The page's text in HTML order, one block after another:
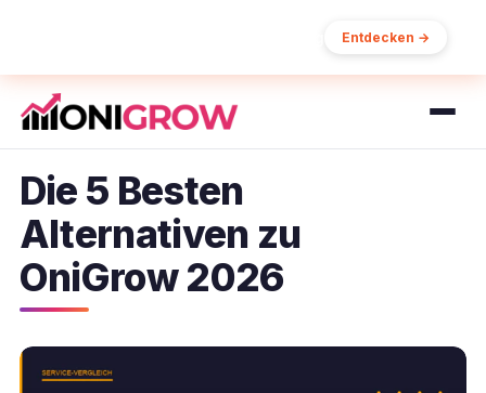
Entdecken →
Die 5 Besten
Alternativen zu
OniGrow 2026